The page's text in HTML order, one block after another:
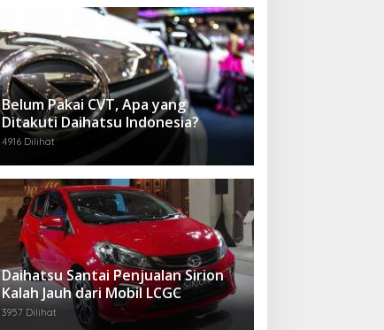
Belum Pakai CVT, Apa yang
Ditakuti Daihatsu Indonesia?
4916 Dilihat
Daihatsu Santai Penjualan Sirion
Kalah Jauh dari Mobil LCGC
3957 Dilihat